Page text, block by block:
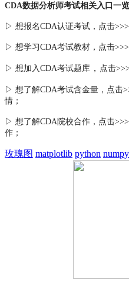
CDA数据分析师考试相关入口一
▷ 想报名CDA认证考试，点击>>>
▷ 想学习CDA考试教材，点击>>>
▷ 想加入CDA考试题库 ， 点击>>>
▷ 想了解CDA考试含金量 ，点击
情；
▷ 想了解CDA院校合作 ，点击>>>
作；
玫瑰图 matplotlib python numpy